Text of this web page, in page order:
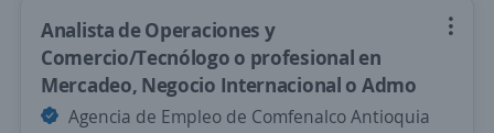
Analista de Operaciones y
Comercio/Tecnólogo o profesional en
Mercadeo, Negocio Internacional o Admo
Agencia de Empleo de Comfenalco Antioquia